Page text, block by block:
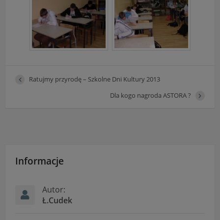
Ratujmy przyrodę – Szkolne Dni Kultury 2013
Dla kogo nagroda ASTORA ?
Informacje
Autor:
Ł.Cudek